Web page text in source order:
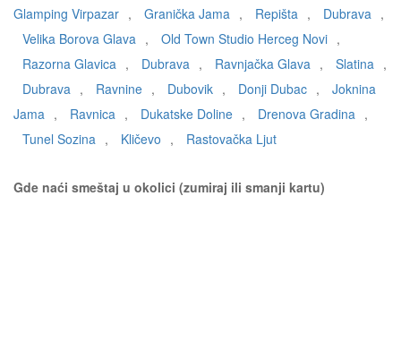
Glamping Virpazar , Granička Jama , Repišta , Dubrava ,
Velika Borova Glava , Old Town Studio Herceg Novi ,
Razorna Glavica , Dubrava , Ravnjačka Glava , Slatina ,
Dubrava , Ravnine , Dubovik , Donji Dubac ,
Joknina
Jama , Ravnica , Dukatske Doline , Drenova Gradina ,
Tunel Sozina , Kličevo , Rastovačka Ljut
Gde naći smeštaj u okolici (zumiraj ili smanji kartu)